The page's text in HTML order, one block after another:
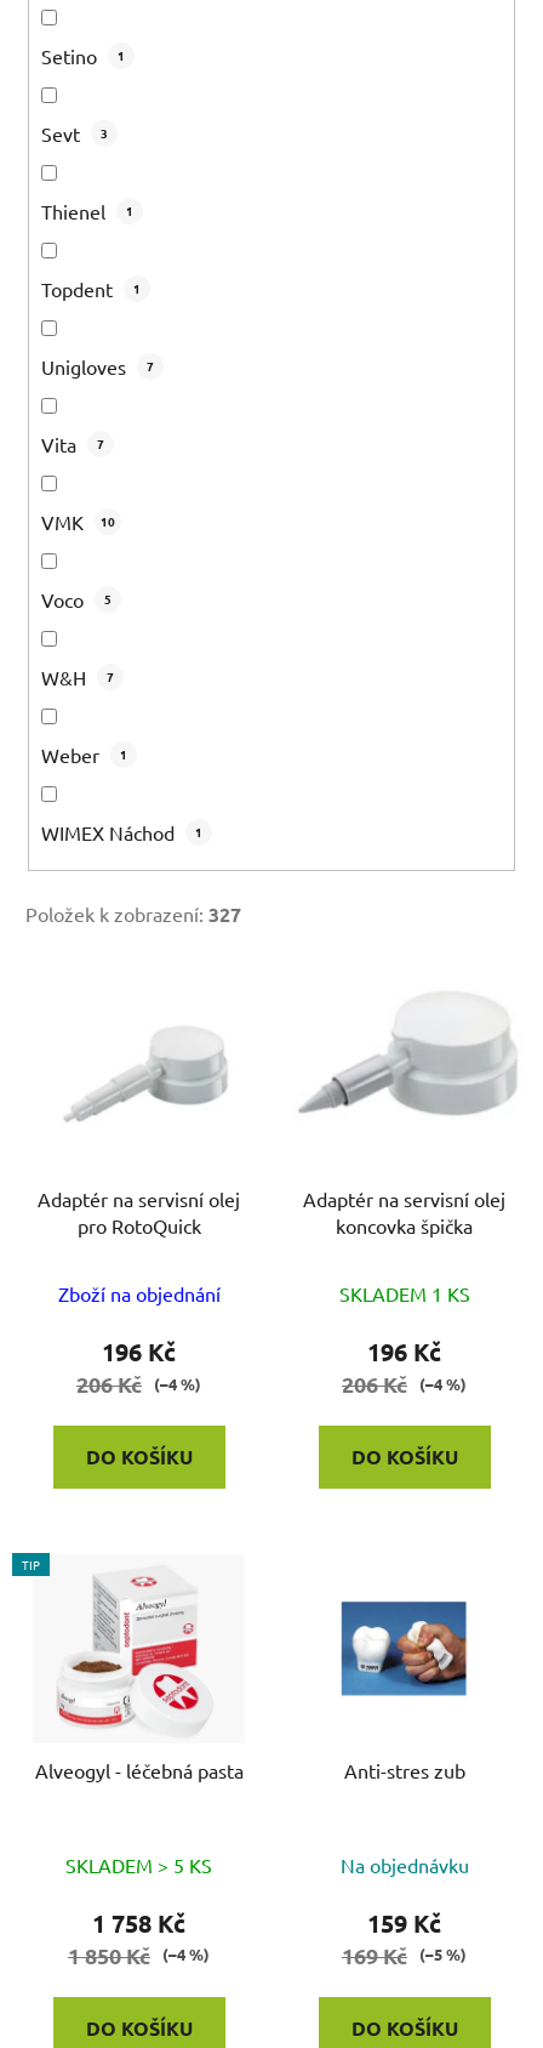
Setino 1
Sevt 3
Thienel 1
Topdent 1
Unigloves 7
Vita 7
VMK 10
Voco 5
W&H 7
Weber 1
WIMEX Náchod 1
Položek k zobrazení: 327
Adaptér na servisní olej
pro RotoQuick
Zboží na objednání
196 Kč
206 Kč (–4 %)
DO KOŠÍKU
Adaptér na servisní olej
koncovka špička
SKLADEM 1 KS
196 Kč
206 Kč (–4 %)
DO KOŠÍKU
TIP
Alveogyl - léčebná pasta
SKLADEM > 5 KS
1 758 Kč
1 850 Kč (–4 %)
DO KOŠÍKU
Anti-stres zub
Na objednávku
159 Kč
169 Kč (–5 %)
DO KOŠÍKU